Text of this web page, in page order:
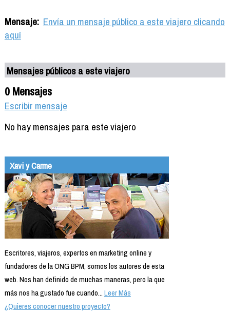
Mensaje: Envía un mensaje público a este viajero clicando
aquí
Mensajes públicos a este viajero
0 Mensajes
Escribir mensaje
No hay mensajes para este viajero
Xavi y Carme
Escritores, viajeros, expertos en marketing online y
fundadores de la ONG BPM, somos los autores de esta
web. Nos han definido de muchas maneras, pero la que
más nos ha gustado fue cuando...Leer Más
¿Quieres conocer nuestro proyecto?